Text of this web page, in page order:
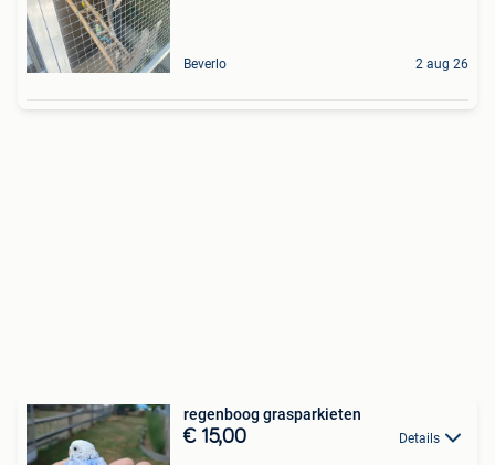
Beverlo 2 aug 26
regenboog grasparkieten
€ 15,00 Details